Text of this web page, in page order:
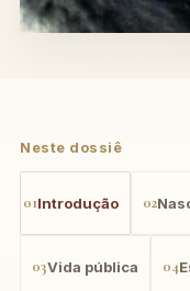
Neste dossiê
01Introdução 02
03Vida pública 04